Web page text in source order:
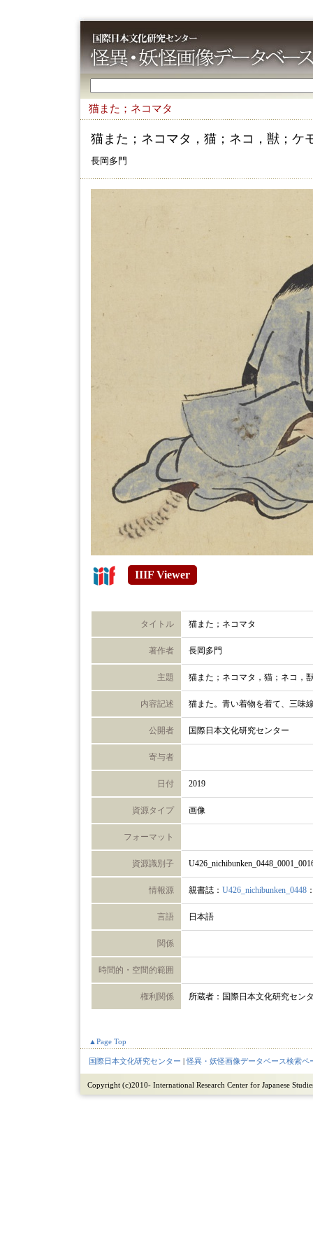
猫また；ネコマタ
猫また；ネコマタ，猫；ネコ，獣；ケ
長岡多門
IIIF Viewer
タイトル 猫また；ネコマタ
著作者 長岡多門
主題 猫また；ネコマタ，猫；ネコ，
内容記述 猫また。青い着物を着て、三味
公開者 国際日本文化研究センター
寄与者
日付 2019
資源タイプ 画像
フォーマット
資源識別子
情報源 親書誌： U426_nichibunken_0448
言語 日本語
関係
時間的・空間的範囲
権利関係 所蔵者：国際日本文化研究セン
▲Page Top
国際日本文化研究センター |怪異・妖怪画像データベース検索ペ
Copyright (c)2010- International Research Center for Japanese